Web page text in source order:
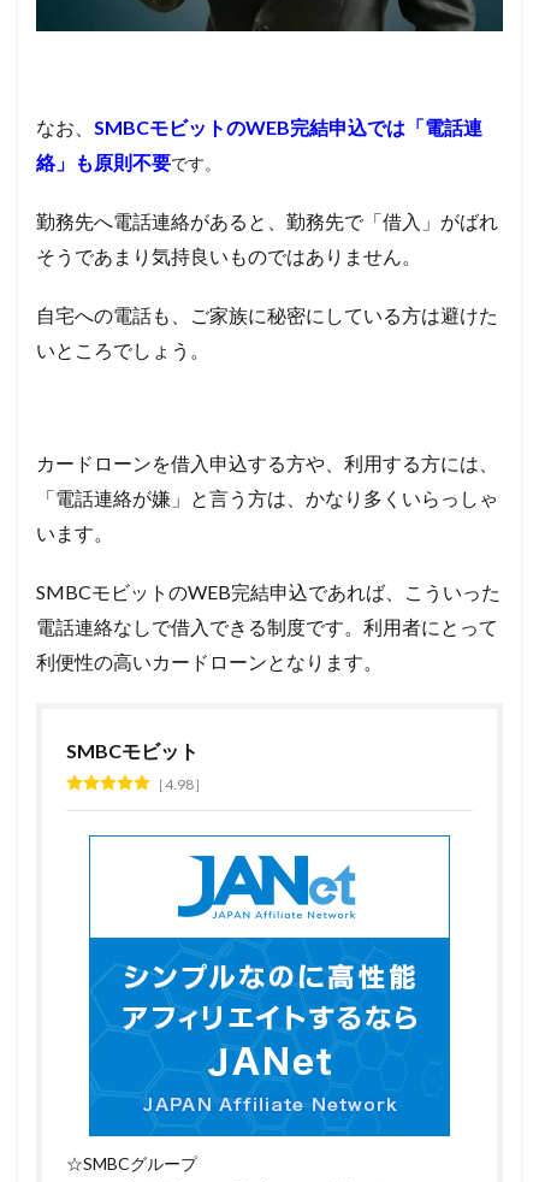
なお、 SMBCモビットのWEB完結申込では「電話連
絡」も原則不要です。
勤務先へ電話連絡があると、勤務先で「借入」がばれ
そうであまり気持良いものではありません。
自宅への電話も、ご家族に秘密にしている方は避けた
いところでしょう。
カードローンを借入申込する方や、利用する方には、
「電話連絡が嫌」と言う方は、かなり多くいらっしゃ
います。
SMBCモビットのWEB完結申込であれば、こういった
電話連絡なしで借入できる制度です。利用者にとって
利便性の高いカードローンとなります。
SMBCモビット
4.98
☆SMBCグループ